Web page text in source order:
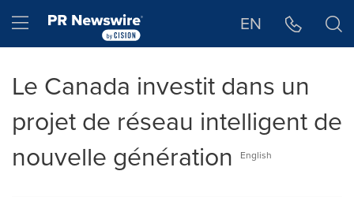
Hamburger menu EN
Le Canada investit dans un
projet de réseau intelligent de
nouvelle génération
English